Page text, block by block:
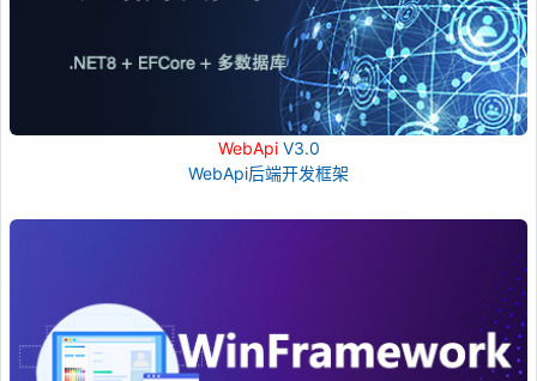
WebApiV3.0
WebApi后端开发框架